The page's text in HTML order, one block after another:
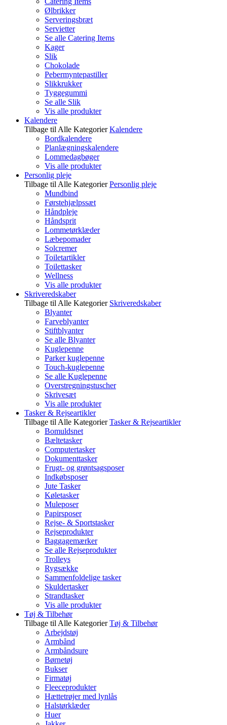
Ølbrikker
Serveringsbræt
Servietter
Se alle Catering Items
Kager
Slik
Chokolade
Pebermyntepastiller
Slikkrukker
Tyggegummi
Se alle Slik
Vis alle produkter
Kalendere
Tilbage til Alle Kategorier Kalendere
Bordkalendere
Planlægningskalendere
Lommedagbøger
Vis alle produkter
Personlig pleje
Tilbage til Alle Kategorier Personlig pleje
Mundbind
Førstehjælpssæt
Håndpleje
Håndsprit
Lommetørklæder
Læbepomader
Solcremer
Toiletartikler
Toilettasker
Wellness
Vis alle produkter
Skriveredskaber
Tilbage til Alle Kategorier Skriveredskaber
Blyanter
Farveblyanter
Stiftblyanter
Se alle Blyanter
Kuglepenne
Parker kuglepenne
Touch-kuglepenne
Se alle Kuglepenne
Overstregningstuscher
Skrivesæt
Vis alle produkter
Tasker & Rejseartikler
Tilbage til Alle Kategorier Tasker & Rejseartikler
Bomuldsnet
Bæltetasker
Computertasker
Dokumenttasker
Frugt- og grøntsagsposer
Indkøbsposer
Jute Tasker
Køletasker
Muleposer
Papirsposer
Rejse- & Sportstasker
Rejseprodukter
Baggagemærker
Se alle Rejseprodukter
Trolleys
Rygsække
Sammenfoldelige tasker
Skuldertasker
Strandtasker
Vis alle produkter
Tøj & Tilbehør
Tilbage til Alle Kategorier Tøj & Tilbehør
Arbejdstøj
Armbånd
Armbåndsure
Børnetøj
Bukser
Firmatøj
Fleeceprodukter
Hættetrøjer med lynlås
Halstørklæder
Huer